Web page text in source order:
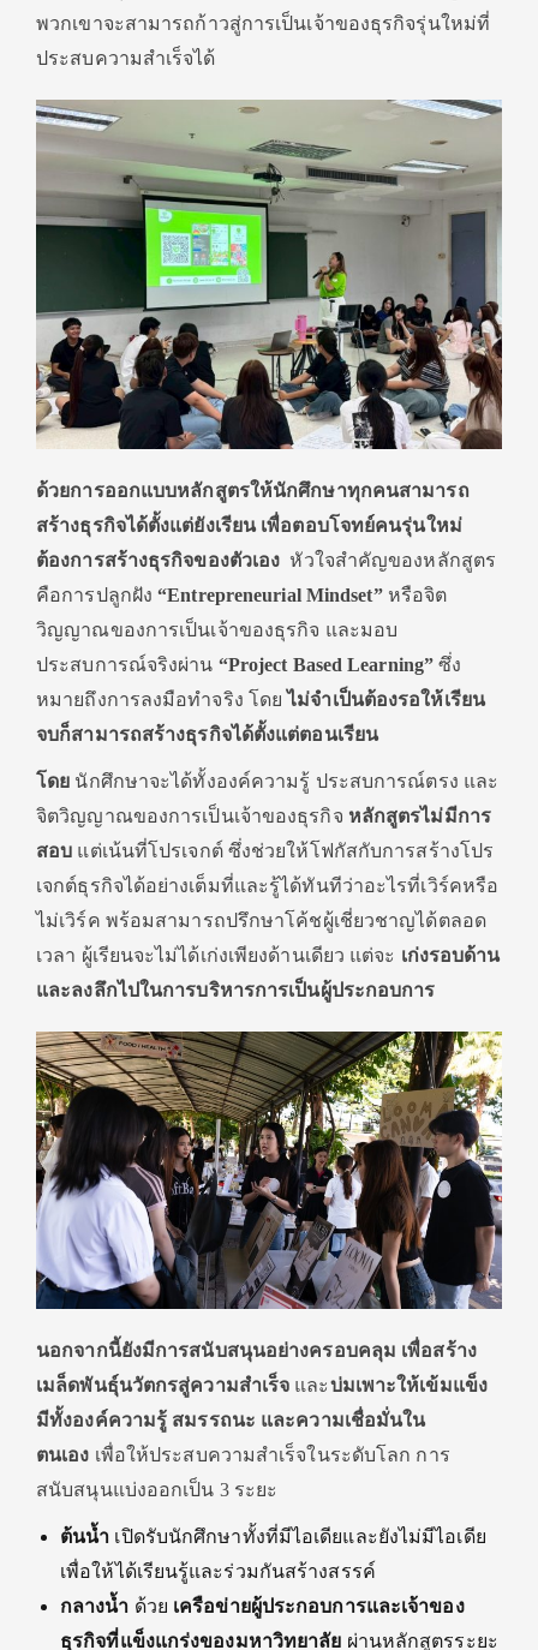
พวกเขาจะสามารถก้าวสู่การเป็นเจ้าของธุรกิจรุ่นใหม่ที่
ประสบความสำเร็จได้
ด้วยการออกแบบหลักสูตรให้นักศึกษาทุกคนสามารถ
สร้างธุรกิจได้ตั้งแต่ยังเรียน เพื่อตอบโจทย์คนรุ่นใหม่
ต้องการสร้างธุรกิจของตัวเอง หัวใจสำคัญของหลักสูตร
คือการปลูกฝัง“Entrepreneurial Mindset”หรือจิต
วิญญาณของการเป็นเจ้าของธุรกิจ และมอบ
ประสบการณ์จริงผ่าน “Project Based Learning” ซึ่ง
หมายถึงการลงมือทำจริง โดยไม่จำเป็นต้องรอให้เรียน
จบก็สามารถสร้างธุรกิจได้ตั้งแต่ตอนเรียน
โดย นักศึกษาจะได้ทั้งองค์ความรู้ ประสบการณ์ตรง และ
จิตวิญญาณของการเป็นเจ้าของธุรกิจ หลักสูตรไม่มีการ
สอบ แต่เน้นที่โปรเจกต์ ซึ่งช่วยให้โฟกัสกับการสร้างโปร
เจกต์ธุรกิจได้อย่างเต็มที่และรู้ได้ทันทีว่าอะไรที่เวิร์คหรือ
ไม่เวิร์ค พร้อมสามารถปรึกษาโค้ชผู้เชี่ยวชาญได้ตลอด
เวลา ผู้เรียนจะไม่ได้เก่งเพียงด้านเดียว แต่จะ เก่งรอบด้าน
และลงลึกไปในการบริหารการเป็นผู้ประกอบการ
นอกจากนี้ยังมีการสนับสนุนอย่างครอบคลุม เพื่อสร้าง
เมล็ดพันธุ์นวัตกรสู่ความสำเร็จ และบ่มเพาะให้เข้มแข็ง
มีทั้งองค์ความรู้ สมรรถนะ และความเชื่อมั่นใน
ตนเอง เพื่อให้ประสบความสำเร็จในระดับโลก การ
สนับสนุนแบ่งออกเป็น 3 ระยะ
ต้นน้ำ เปิดรับนักศึกษาทั้งที่มีไอเดียและยังไม่มีไอเดีย
เพื่อให้ได้เรียนรู้และร่วมกันสร้างสรรค์
กลางน้ำ ด้วย เครือข่ายผู้ประกอบการและเจ้าของ
ธุรกิจที่แข็งแกร่งของมหาวิทยาลัย ผ่านหลักสูตรระยะ